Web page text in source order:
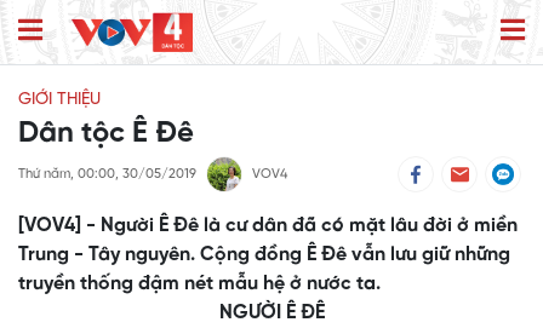
GIỚI THIỆU
Dân tộc Ê Đê
Thứ năm, 00:00, 30/05/2019 VOV4
[VOV4] - Người Ê Ðê là cư dân đã có mặt lâu đời ở miền
Trung - Tây nguyên. Cộng đồng Ê Ðê vẫn lưu giữ những
truyền thống đậm nét mẫu hệ ở nước ta.
NGƯỜI Ê ĐÊ